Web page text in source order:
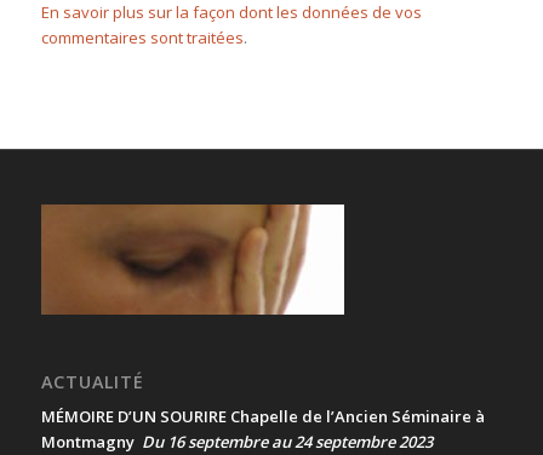
En savoir plus sur la façon dont les données de vos
commentaires sont traitées.
ACTUALITÉ
MÉMOIRE D’UN SOURIRE Chapelle de l’Ancien Séminaire à
Montmagny Du 16 septembre au 24 septembre 2023